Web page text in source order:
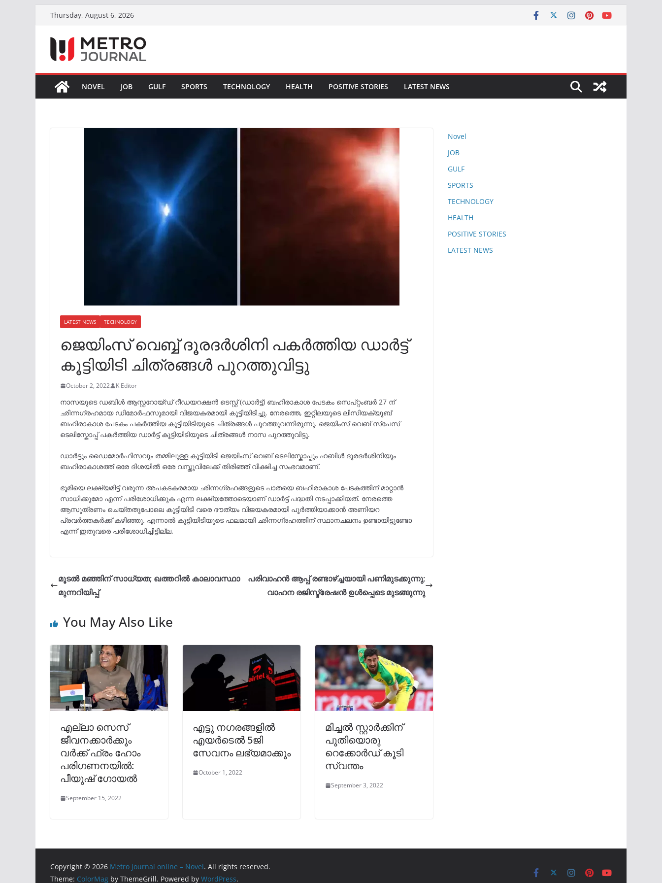
content
Thursday, August 6, 2026
NOVEL JOB GULF SPORTS TECHNOLOGY HEALTH POSITIVE STORIES LATEST NEWS
LATEST NEWS TECHNOLOGY
ജെയിംസ് വെബ്ബ് ദൂരദര്‍ശിനി പകർത്തിയ ഡാര്‍ട്ട്
കൂട്ടിയിടി ചിത്രങ്ങൾ പുറത്തുവിട്ടു
October 2, 2022 K Editor
നാസയുടെ ഡബിൾ ആസ്റ്ററോയ്ഡ് റീഡയറക്ഷൻ ടെസ്റ്റ് (ഡാർട്ട്) ബഹിരാകാശ പേടകം സെപ്റ്റംബർ 27 ന്
ഛിന്നഗ്രഹമായ ഡിമോർഫസുമായി വിജയകരമായി കൂട്ടിയിടിച്ചു. നേരത്തെ, ഇറ്റിലയുടെ ലിസിയക്യൂബ്
ബഹിരാകാശ പേടകം പകർത്തിയ കൂട്ടിയിടിയുടെ ചിത്രങ്ങൾ പുറത്തുവന്നിരുന്നു. ജെയിംസ് വെബ് സ്പേസ്
ടെലിസ്കോപ്പ് പകർത്തിയ ഡാർട്ട് കൂട്ടിയിടിയുടെ ചിത്രങ്ങൾ നാസ പുറത്തുവിട്ടു.
ഡാർട്ടും ഡൈമോർഫിസവും തമ്മിലുള്ള കൂട്ടിയിടി ജെയിംസ് വെബ് ടെലിസ്കോപ്പും ഹബിൾ ദൂരദർശിനിയും
ബഹിരാകാശത്ത് ഒരേ ദിശയിൽ ഒരേ വസ്തുവിലേക്ക് തിരിഞ്ഞ് വീക്ഷിച്ച സംഭവമാണ്.
ഭൂമിയെ ലക്ഷ്യമിട്ട് വരുന്ന അപകടകരമായ ഛിന്നഗ്രഹങ്ങളുടെ പാതയെ ബഹിരാകാശ പേടകത്തിന് മാറ്റാന്‍
സാധിക്കുമോ എന്ന് പരിശോധിക്കുക എന്ന ലക്ഷ്യത്തോടെയാണ് ഡാർട്ട് പദ്ധതി നടപ്പാക്കിയത്. നേരത്തെ
ആസൂത്രണം ചെയ്തതുപോലെ കൂട്ടിയിടി വരെ ദൗത്യം വിജയകരമായി പൂർത്തിയാക്കാൻ അണിയറ
പ്രവര്‍ത്തകര്‍ക്ക് കഴിഞ്ഞു. എന്നാല്‍ കൂട്ടിയിടിയുടെ ഫലമായി ഛിന്നഗ്രഹത്തിന് സ്ഥാനചലനം ഉണ്ടായിട്ടുണ്ടോ
എന്ന് ഇതുവരെ പരിശോധിച്ചിട്ടില്ല.
മൂടൽ മഞ്ഞിന് സാധ്യത; ഖത്തറിൽ കാലാവസ്ഥാ
മുന്നറിയിപ്പ്
പരിവാഹൻ ആപ്പ് രണ്ടാഴ്ച്ചയായി പണിമുടക്കുന്നു;
വാഹന രജിസ്ട്രേഷൻ ഉൾപ്പെടെ മുടങ്ങുന്നു
You May Also Like
എല്ലാ സെസ്
ജീവനക്കാര്‍ക്കും
വര്‍ക്ക് ഫ്രം ഹോം
പരിഗണനയില്‍:
പീയുഷ് ഗോയല്‍
September 15, 2022
എട്ടു നഗരങ്ങളിൽ
എയർടെൽ 5ജി
സേവനം ലഭ്യമാക്കും
October 1, 2022
മിച്ചൽ സ്റ്റാർക്കിന്
പുതിയൊരു
റെക്കോർഡ് കൂടി
സ്വന്തം
September 3, 2022
Novel
JOB
GULF
SPORTS
TECHNOLOGY
HEALTH
POSITIVE STORIES
LATEST NEWS
Copyright © 2026 Metro journal online – Novel. All rights reserved.
Theme: ColorMag by ThemeGrill. Powered by WordPress.